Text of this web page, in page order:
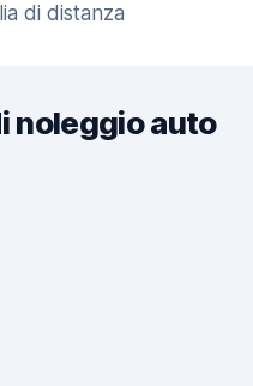
di distanza
noleggio auto